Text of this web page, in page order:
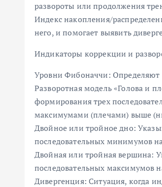
развороты или продолжения
Индекс накопления/
него, и помогает выявить
Индикаторы коррекции и
Уровни Фибоначчи: Определяют
Разворотная модель «Голова и
формирования трех
максимумами (плечами) выше
Двойное или тройное дно:
последовательных минимумов
Двойная или тройная вершина:
последовательных максимумов
Дивергенция: Ситуация, когда